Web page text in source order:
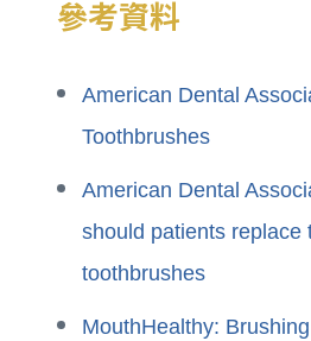
參考資料
American Dental
Toothbrushes
American Dental
should patients replace
toothbrushes
MouthHealthy: